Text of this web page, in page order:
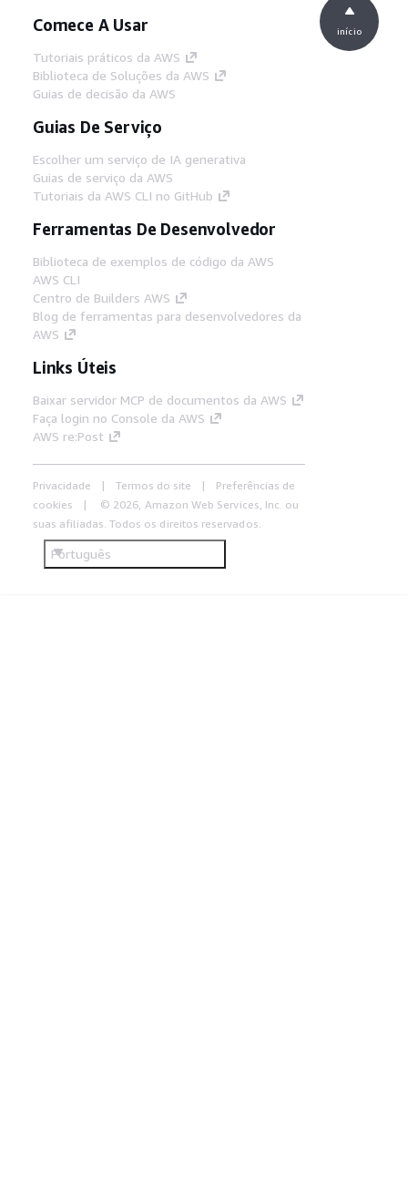
Comece A Usar
Tutoriais práticos da AWS
Biblioteca de Soluções da AWS
Guias de decisão da AWS
Guias De Serviço
Escolher um serviço de IA generativa
Guias de serviço da AWS
Tutoriais da AWS CLI no GitHub
Ferramentas De Desenvolvedor
Biblioteca de exemplos de código da AWS
AWS CLI
Centro de Builders AWS
Blog de ferramentas para desenvolvedores da
AWS
Links Úteis
Baixar servidor MCP de documentos da AWS
Faça login no Console da AWS
AWS re:Post
Privacidade Termos do site
Preferências de
cookies
© 2026, Amazon Web Services, Inc. ou
suas afiliadas. Todos os direitos reservados.
Português
início